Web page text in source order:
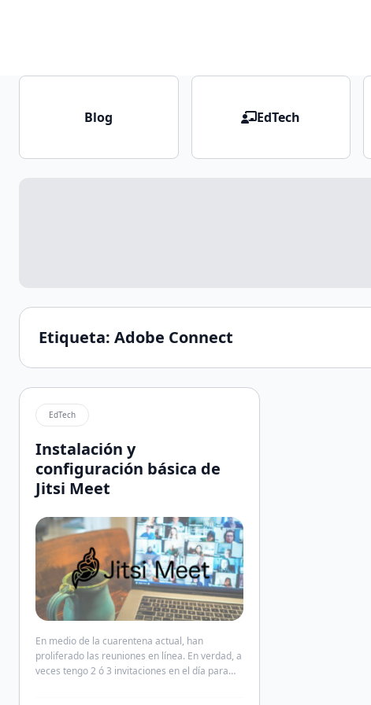
Blog EdTech
Etiqueta: Adobe Connect
EdTech
Instalación y
configuración básica de
Jitsi Meet
En medio de la cuarentena actual, han
proliferado las reuniones en línea. En verdad, a
veces tengo 2 ó 3 invitaciones en el día para